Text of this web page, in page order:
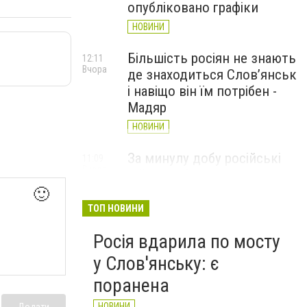
🙂
опубліковано графіки
НОВИНИ
Більшість росіян не знають
де знаходиться Слов’янськ
і навіщо він їм потрібен -
Мадяр
НОВИНИ
12:11
Вчора
За минулу добу російські
великої війни: 6 серпня
ТОП НОВИНИ
Росія вдарила по мосту
у Слов'янську: є
поранена